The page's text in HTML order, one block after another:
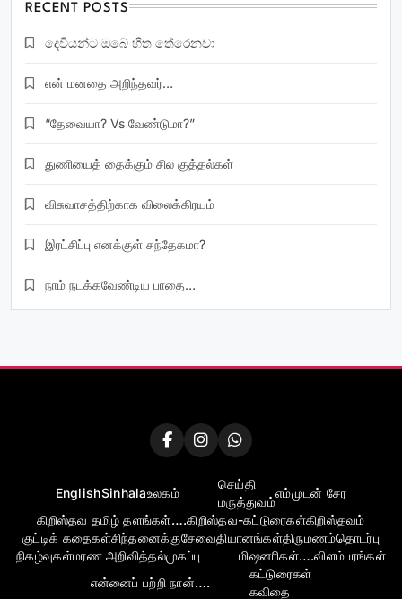
RECENT POSTS
දෙවියන්ට ඔබේ හිත තේරෙනවා
என் மனதை அறிந்தவர்…
“தேவையா? Vs வேண்டுமா?”
துணியைத் தைக்கும் சில குத்தல்கள்
விசுவாசத்திற்காக விலைக்கிரயம்
இரட்சிப்பு எனக்குள் சந்தேகமா?
நாம் நடக்கவேண்டிய பாதை…
EnglishSinhalaஉலகம்
செய்தி
மருத்துவம்
எம்முடன் சேர
கிறிஸ்தவ தமிழ் தளங்கள்….கிறிஸ்தவ-கட்டுரைகள்கிறிஸ்தவம்
குட்டிக் கதைகள்சிந்தனைக்குசேவைதியானங்கள்திருமணம்தொடர்பு
நிகழ்வுகள்மரண அறிவித்தல்முகப்பு மிஷனாிகள்….விளம்பரங்கள்
என்னைப் பற்றி நான்….
கட்டுரைகள்
கவிதை